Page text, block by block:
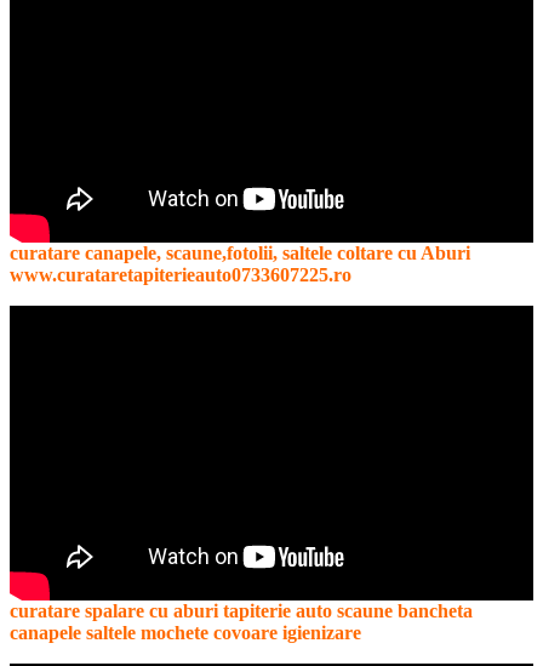
curatare canapele, scaune,fotolii, saltele coltare cu Aburi
www.curataretapiterieauto0733607225.ro
curatare spalare cu aburi tapiterie auto scaune bancheta
canapele saltele mochete covoare igienizare